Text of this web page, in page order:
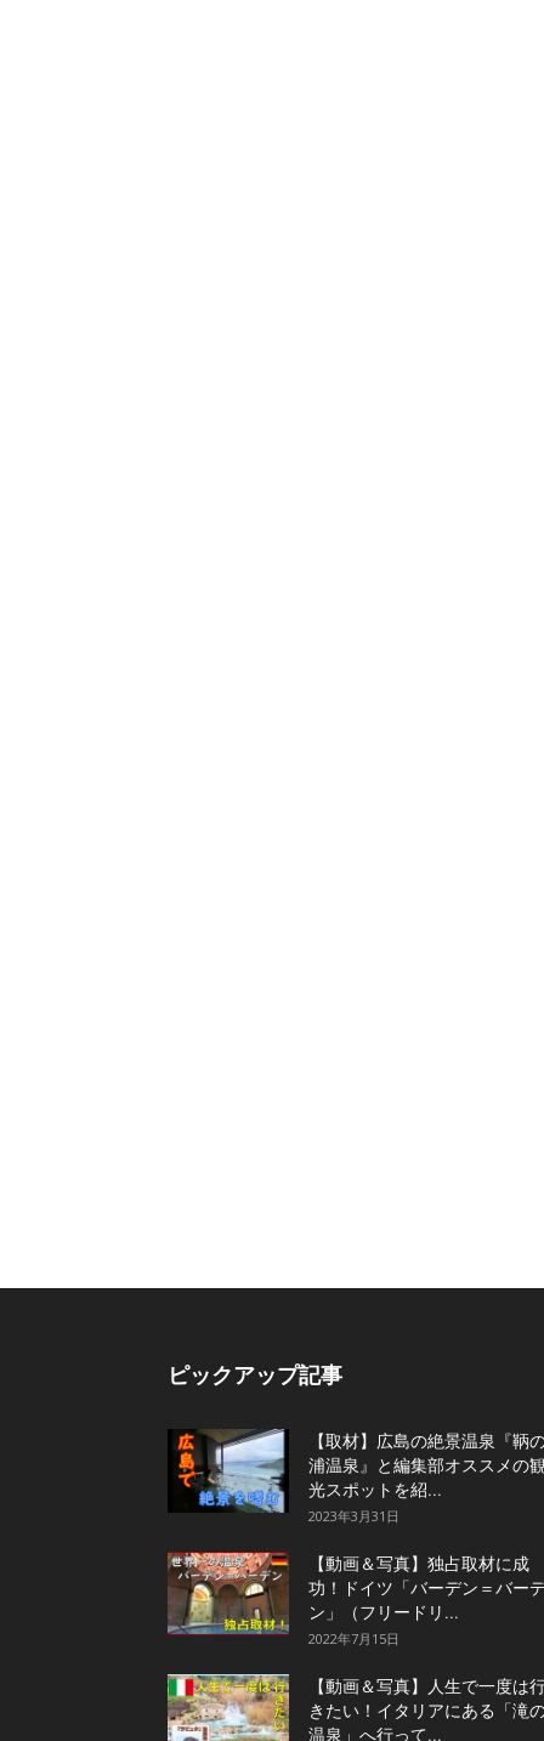
ピックアップ記事
【取材】広島の絶景温泉『鞆
浦温泉』と編集部オススメの観
光スポットを紹...
2023年3月31日
【動画＆写真】独占取材に成
功！ドイツ「バーデン＝バー
ン」（フリードリ...
2022年7月15日
【動画＆写真】人生で一度は
きたい！イタリアにある「滝
温泉」へ行って...